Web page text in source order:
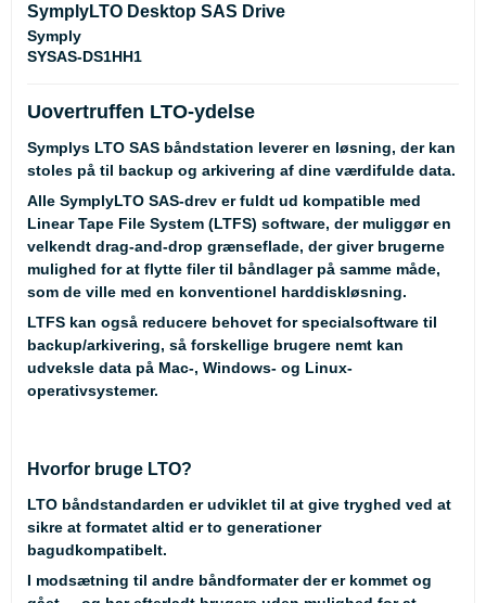
SymplyLTO Desktop SAS Drive
Symply
SYSAS-DS1HH1
Uovertruffen LTO-ydelse
Symplys LTO SAS båndstation leverer en løsning, der kan
stoles på til backup og arkivering af dine værdifulde data.
Alle SymplyLTO SAS-drev er fuldt ud kompatible med
Linear Tape File System (LTFS) software, der muliggør en
velkendt drag-and-drop grænseflade, der giver brugerne
mulighed for at flytte filer til båndlager på samme måde,
som de ville med en konventionel harddiskløsning.
LTFS kan også reducere behovet for specialsoftware til
backup/arkivering, så forskellige brugere nemt kan
udveksle data på Mac-, Windows- og Linux-
operativsystemer.
Hvorfor bruge LTO?
LTO båndstandarden er udviklet til at give tryghed ved at
sikre at formatet altid er to generationer
bagudkompatibelt.
I modsætning til andre båndformater der er kommet og